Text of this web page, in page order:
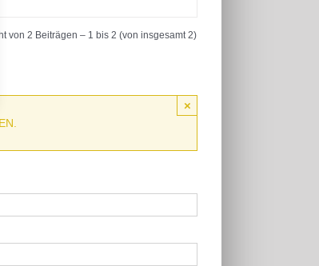
von 2 Beiträgen – 1 bis 2 (von insgesamt 2)
×